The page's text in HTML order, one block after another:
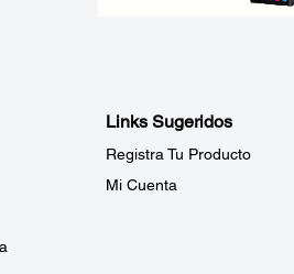
Links Sugeridos
Registra Tu Producto
Mi Cuenta